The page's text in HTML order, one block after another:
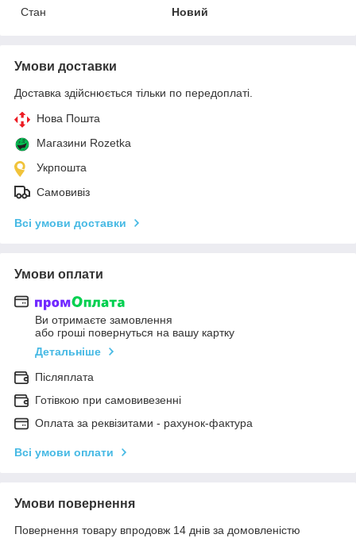
Стан
Новий
Умови доставки
Доставка здійснюється тільки по передоплаті.
Нова Пошта
Магазини Rozetka
Укрпошта
Самовивіз
Всі умови доставки
Умови оплати
Ви отримаєте замовлення
або гроші повернуться на вашу картку
Детальніше
Післяплата
Готівкою при самовивезенні
Оплата за реквізитами - рахунок-фактура
Всі умови оплати
Умови повернення
Повернення товару впродовж 14 днів за домовленістю